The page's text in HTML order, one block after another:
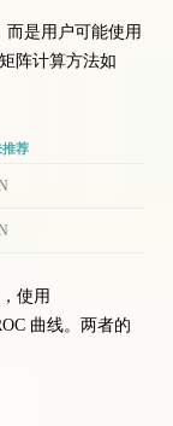
而是用户可能使用
阵计算方法如
推荐
使用
曲线。两者的